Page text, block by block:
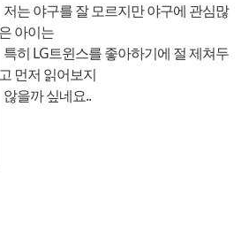
저는 야구를 잘 모르지만 야구에 관심많
은 아이는
특히 LG트윈스를 좋아하기에 절 제쳐두
고 먼저 읽어보지
않을까 싶네요..